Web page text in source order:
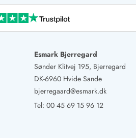
Esmark Bjerregard
Sønder Klitvej 195, Bjerregard
DK-6960 Hvide Sande
bjerregaard@esmark.dk
Tel: 00 45 69 15 96 12